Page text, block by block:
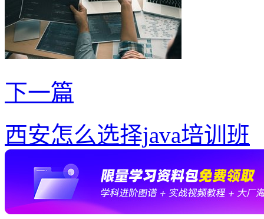
下一篇
西安怎么选择java培训班